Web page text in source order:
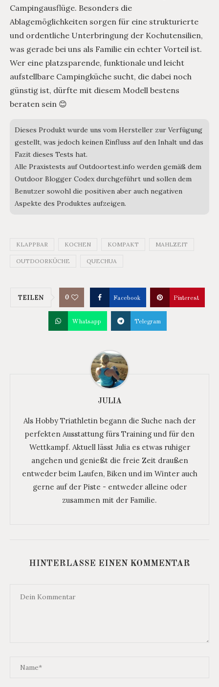
Campingausflüge. Besonders die
Ablagemöglichkeiten sorgen für eine strukturierte
und ordentliche Unterbringung der Kochutensilien,
was gerade bei uns als Familie ein echter Vorteil ist.
Wer eine platzsparende, funktionale und leicht
aufstellbare Campingküche sucht, die dabei noch
günstig ist, dürfte mit diesem Modell bestens
beraten sein 😊
Dieses Produkt wurde uns vom Hersteller zur Verfügung
gestellt, was jedoch keinen Einfluss auf den Inhalt und das
Fazit dieses Tests hat.
Alle Praxistests auf Outdoortest.info werden gemäß dem
Outdoor Blogger Codex durchgeführt und sollen dem
Benutzer sowohl die positiven aber auch negativen
Aspekte des Produktes aufzeigen.
KLAPPBAR KOCHEN KOMPAKT MAHLZEIT
OUTDOORKÜCHE QUECHUA
TEILEN 0 Facebook Pinterest
Whatsapp Telegram
JULIA
Als Hobby Triathletin begann die Suche nach der
perfekten Ausstattung fürs Training und für den
Wettkampf. Aktuell lässt Julia es etwas ruhiger
angehen und genießt die freie Zeit draußen
entweder beim Laufen, Biken und im Winter auch
gerne auf der Piste - entweder alleine oder
zusammen mit der Familie.
HINTERLASSE EINEN KOMMENTAR